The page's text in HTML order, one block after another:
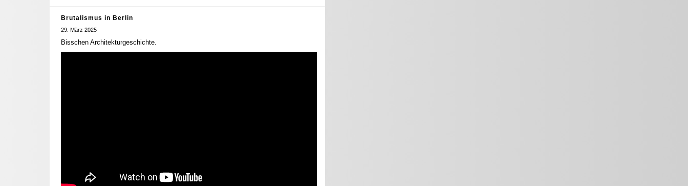
Brutalismus in Berlin
29. März 2025
Bisschen Architekturgeschichte.